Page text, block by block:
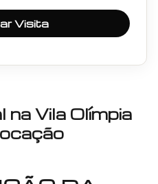
na Vila Olímpia
Visita